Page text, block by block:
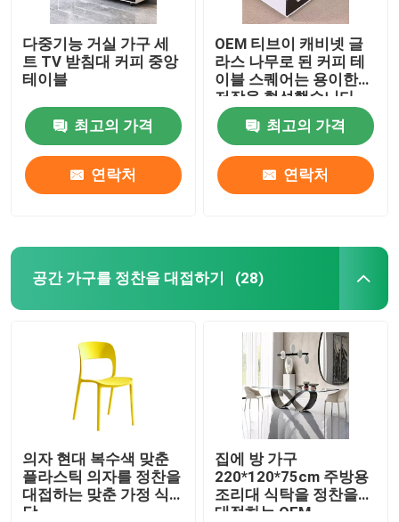
다중기능 거실 가구 세
트 TV 받침대 커피 중앙
테이블
최고의 가격
연락처
OEM 티브이 캐비넷 글
라스 나무로 된 커피 테
이블 스퀘어는 용이한
저장을 형성했습니다
최고의 가격
연락처
공간 가구를 정찬을 대접하기 (28)
의자 현대 복수색 맞춘
플라스틱 의자를 정찬을
대접하는 맞춘 가정 식
당
집에 방 가구
220*120*75cm 주방용
조리대 식탁을 정찬을
대접하는 OEM